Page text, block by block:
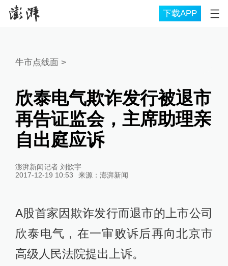
下载APP
牛市点线面>
欣泰电气欺诈发行被退市
再告证监会，主席助理亲
自出庭应诉
澎湃新闻记者 刘歆宇
2017-12-19 10:53
来源： 澎湃新闻
A股首家因欺诈发行而退市的上市公司
欣泰电气，在一审败诉后再向北京市
高级人民法院提出上诉。